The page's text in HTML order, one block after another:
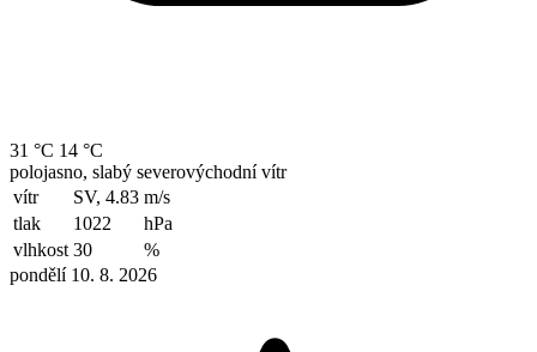
31 °C 14 °C
polojasno, slabý severovýchodní vítr
vítr
SV, 4.83 m/s
tlak
1022
hPa
vlhkost 30
%
pondělí 10. 8. 2026